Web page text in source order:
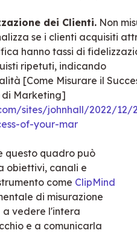
dei Clienti. Non
se i clienti acquisiti
hanno tassi di
ripetuti, indicando
[Come Misurare il
di Marketing]
sites/johnhall/2022/12/
of-your-mar
questo quadro può
obiettivi, canali e
come ClipMind
di misurazione
vedere l'intera
e a comunicarla